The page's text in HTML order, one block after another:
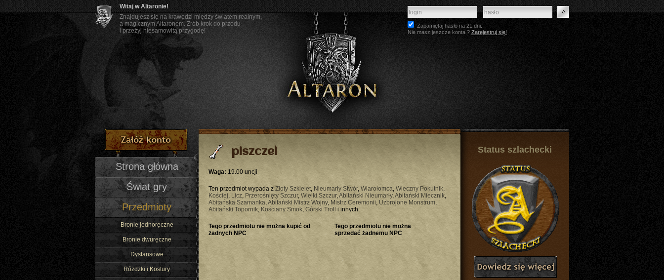
Witaj w Altaronie!
Znajdujesz się na krawędzi między światem realnym,
a magicznym Altaronem. Zrób krok do przodu
i przeżyj niesamowitą przygodę!
Zapamiętaj hasło na 21 dni.
Nie masz jeszcze konta ? Zarejestruj się!
Strona główna
Świat gry
Przedmioty
Bronie jednoręczne
Bronie dwuręczne
Dystansowe
Różdżki i Kostury
piszczel
Waga: 19.00 uncji
Ten przedmiot wypada z Złoty Szkielet, Nieumarły Stwór, Wiarołomca, Wieczny Pokutnik,
Kościej, Licz, Przerośnięty Szczur, Wielki Szczur,Abitański Nieumarły,Abitański Miecznik,
Abitańska Szamanka,Abitański Mistrz Wojny, Mistrz Ceremonii, Uzbrojone Monstrum,
Abitański Topornik, Kościany Smok, Górski Troll i innych.
Tego przedmiotu nie można kupić od
żadnych NPC
Tego przedmiotu nie można
sprzedać żadnemu NPC
Status szlachecki